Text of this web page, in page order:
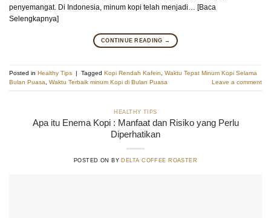
penyemangat. Di Indonesia, minum kopi telah menjadi… [Baca
Selengkapnya]
CONTINUE READING →
Posted in Healthy Tips | Tagged Kopi Rendah Kafein
Waktu Tepat Minum Kopi Selama
Bulan Puasa
Waktu Terbaik minum Kopi di Bulan Puasa Leave a comment
HEALTHY TIPS
Apa itu Enema Kopi : Manfaat dan Risiko yang Perlu
Diperhatikan
POSTED ON BY DELTA COFFEE ROASTER